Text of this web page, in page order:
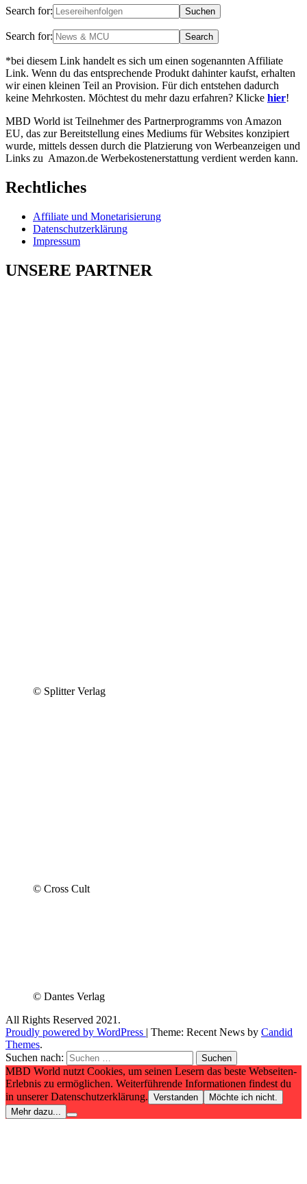
Search for:
Search for:
*bei diesem Link handelt es sich um einen sogenannten Affiliate
Link. Wenn du das entsprechende Produkt dahinter kaufst, erhalten
wir einen kleinen Teil an Provision. Für dich entstehen dadurch
keine Mehrkosten. Möchtest du mehr dazu erfahren? Klicke hier!
MBD World ist Teilnehmer des Partnerprogramms von Amazon
EU, das zur Bereitstellung eines Mediums für Websites konzipiert
wurde, mittels dessen durch die Platzierung von Werbeanzeigen und
Links zu Amazon.de Werbekostenerstattung verdient werden kann.
Rechtliches
Affiliate und Monetarisierung
Datenschutzerklärung
Impressum
UNSERE PARTNER
© Splitter Verlag
© Cross Cult
© Dantes Verlag
All Rights Reserved 2021.
Proudly powered by WordPress | Theme: Recent News by Candid
Themes.
Suchen nach:
MBD World nutzt Cookies, um seinen Lesern das beste Webseiten-
Erlebnis zu ermöglichen. Weiterführende Informationen findest du
in unserer Datenschutzerklärung. Verstanden
Möchte ich nicht.
Mehr dazu...